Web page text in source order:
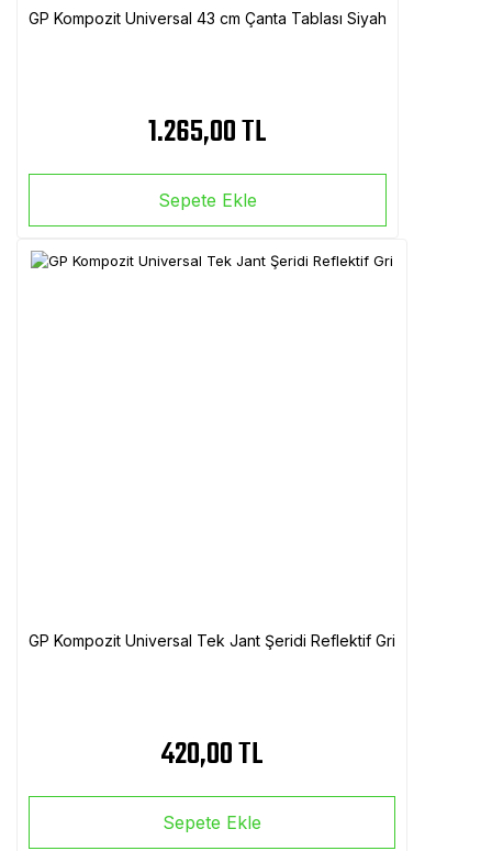
GP Kompozit Universal 43 cm Çanta Tablası Siyah
1.265,00 TL
Sepete Ekle
GP Kompozit Universal Tek Jant Şeridi Reflektif Gri
420,00 TL
Sepete Ekle